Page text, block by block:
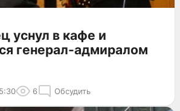
уснул в кафе и
генерал-адмиралом
6 Обсудить